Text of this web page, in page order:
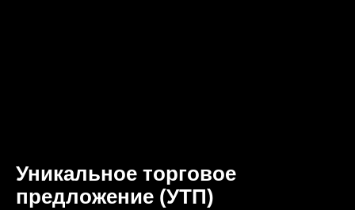
Уникальное торговое
предложение (УТП)